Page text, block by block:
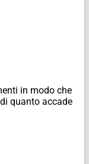
in modo che
quanto accade